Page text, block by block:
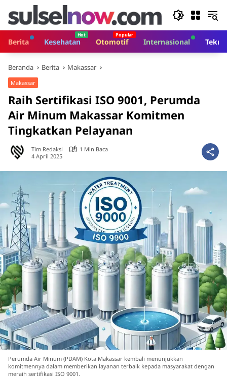
Langsung
konten
Berita
Kesehatan Otomotif Internasional
Beranda Berita Makassar
Makassar
Raih Sertifikasi ISO 9001, Perumda
Air Minum Makassar Komitmen
Tingkatkan Pelayanan
Tim Redaksi
1 Min Baca
4 April 2025
Perumda Air Minum (PDAM) Kota Makassar kembali menunjukkan
komitmennya dalam memberikan layanan terbaik kepada masyarakat dengan
meraih sertifikasi ISO 9001.